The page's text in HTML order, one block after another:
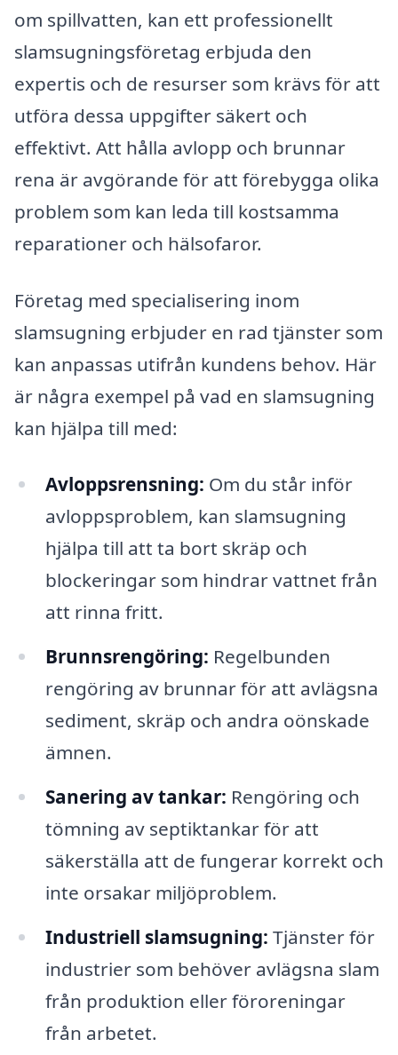
om spillvatten, kan ett professionellt
slamsugningsföretag erbjuda den
expertis och de resurser som krävs för att
utföra dessa uppgifter säkert och
effektivt. Att hålla avlopp och brunnar
rena är avgörande för att förebygga olika
problem som kan leda till kostsamma
reparationer och hälsofaror.
Företag med specialisering inom
slamsugning erbjuder en rad tjänster som
kan anpassas utifrån kundens behov. Här
är några exempel på vad en slamsugning
kan hjälpa till med:
Avloppsrensning: Om du står inför
avloppsproblem, kan slamsugning
hjälpa till att ta bort skräp och
blockeringar som hindrar vattnet från
att rinna fritt.
Brunnsrengöring: Regelbunden
rengöring av brunnar för att avlägsna
sediment, skräp och andra oönskade
ämnen.
Sanering av tankar: Rengöring och
tömning av septiktankar för att
säkerställa att de fungerar korrekt och
inte orsakar miljöproblem.
Industriell slamsugning: Tjänster för
industrier som behöver avlägsna slam
från produktion eller föroreningar
från arbetet.